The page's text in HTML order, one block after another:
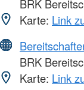
BRK
Karte: Link
BRK
Karte: Link